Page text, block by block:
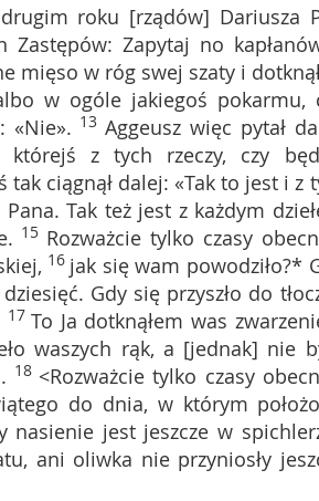
roku [rządów] Dariusza
Zastępów: Zapytaj no
mięso w róg swej szaty i
w ogóle jakiegoś pokarmu,
«Nie». 13 Aggeusz więc pytał
którejś z tych rzeczy, czy
tak ciągnął dalej: «Tak to jest i z
Tak też jest z każdym
15 Rozważcie tylko czasy
16 jak się wam powodziło?*
Gdy się przyszło do
17To Ja dotknąłem was
waszych rąk, a [jednak] nie
18 <Rozważcie tylko czasy
do dnia, w którym
nasienie jest jeszcze w
ani oliwka nie przyniosły